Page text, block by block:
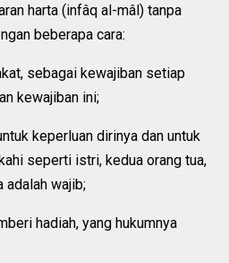
harta (infâq al-mâl) tanpa
beberapa cara:
sebagai kewajiban setiap
kewajiban ini;
keperluan dirinya dan untuk
seperti istri, kedua orang tua,
adalah wajib;
hadiah, yang hukumnya